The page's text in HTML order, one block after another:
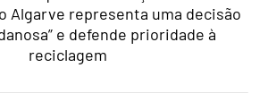
Algarve representa uma decisão
e defende prioridade à
reciclagem